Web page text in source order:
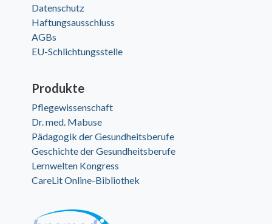
Datenschutz
Haftungsausschluss
AGBs
EU-Schlichtungsstelle
Produkte
Pflegewissenschaft
Dr. med. Mabuse
Pädagogik der Gesundheitsberufe
Geschichte der Gesundheitsberufe
Lernwelten Kongress
CareLit Online-Bibliothek